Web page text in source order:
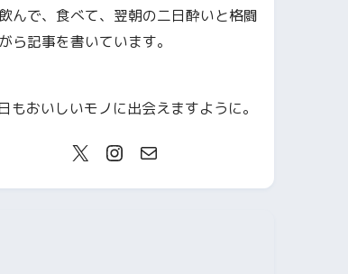
んで、食べて、翌朝の二日酔いと格闘
ら記事を書いています。
もおいしいモノに出会えますように。